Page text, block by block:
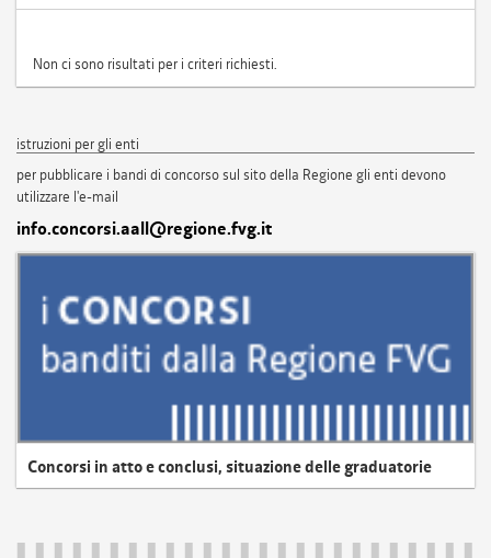
Non ci sono risultati per i criteri richiesti.
istruzioni per gli enti
per pubblicare i bandi di concorso sul sito della Regione gli enti devono
utilizzare l'e-mail
info.concorsi.aall@regione.fvg.it
Concorsi in atto e conclusi, situazione delle graduatorie